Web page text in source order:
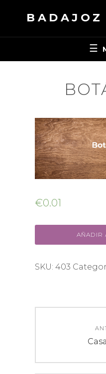
€0.01
AÑADIR
SKU: 403
entradas